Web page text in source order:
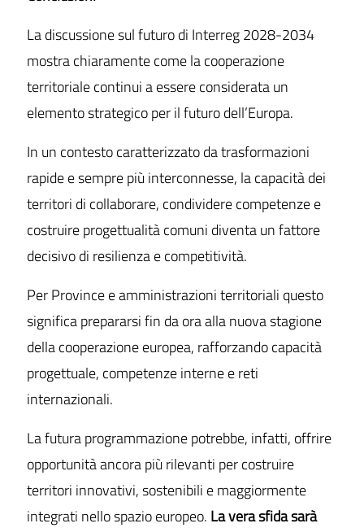
La discussione sul futuro di Interreg 2028-2034
mostra chiaramente come la cooperazione
territoriale continui a essere considerata un
elemento strategico per il futuro dell’Europa.
In un contesto caratterizzato da trasformazioni
rapide e sempre più interconnesse, la capacità dei
territori di collaborare, condividere competenze e
costruire progettualità comuni diventa un fattore
decisivo di resilienza e competitività.
Per Province e amministrazioni territoriali questo
significa prepararsi fin da ora alla nuova stagione
della cooperazione europea, rafforzando capacità
progettuale, competenze interne e reti
internazionali.
La futura programmazione potrebbe, infatti, offrire
opportunità ancora più rilevanti per costruire
territori innovativi, sostenibili e maggiormente
integrati nello spazio europeo. La vera sfida sarà